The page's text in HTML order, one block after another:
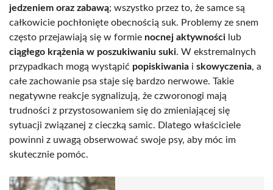
jedzeniem oraz zabawą; wszystko przez to, że samce są
całkowicie pochłonięte obecnością suk. Problemy ze snem
często przejawiają się w formie nocnej aktywności lub
ciągłego krążenia w poszukiwaniu suki. W ekstremalnych
przypadkach mogą wystąpić popiskiwania i skowyczenia, a
całe zachowanie psa staje się bardzo nerwowe. Takie
negatywne reakcje sygnalizują, że czworonogi mają
trudności z przystosowaniem się do zmieniającej się
sytuacji związanej z cieczką samic. Dlatego właściciele
powinni z uwagą obserwować swoje psy, aby móc im
skutecznie pomóc.